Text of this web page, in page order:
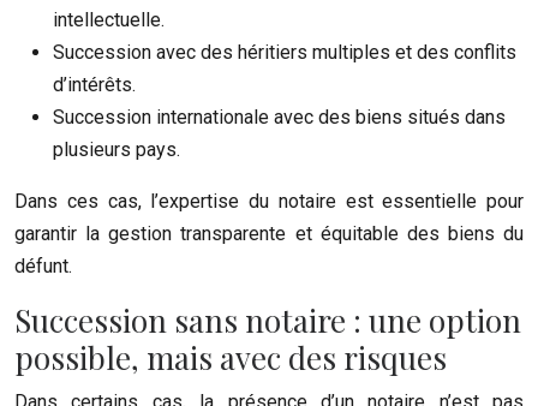
intellectuelle.
Succession avec des héritiers multiples et des conflits
d’intérêts.
Succession internationale avec des biens situés dans
plusieurs pays.
Dans ces cas, l’expertise du notaire est essentielle pour
garantir la gestion transparente et équitable des biens du
défunt.
Succession sans notaire : une option
possible, mais avec des risques